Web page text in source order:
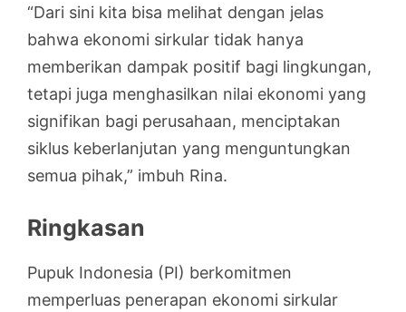
“Dari sini kita bisa melihat dengan jelas
bahwa ekonomi sirkular tidak hanya
memberikan dampak positif bagi lingkungan,
tetapi juga menghasilkan nilai ekonomi yang
signifikan bagi perusahaan, menciptakan
siklus keberlanjutan yang menguntungkan
semua pihak,” imbuh Rina.
Ringkasan
Pupuk Indonesia (PI) berkomitmen
memperluas penerapan ekonomi sirkular